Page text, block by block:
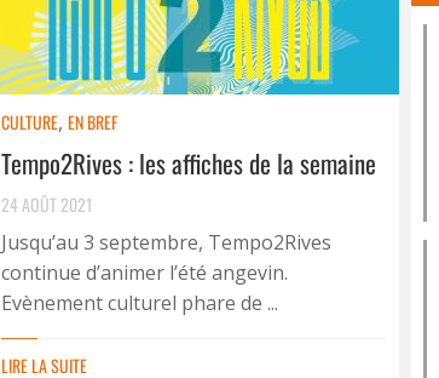
CULTURE, EN BREF
Tempo2Rives : les affiches de la semaine
24 AOÛT 2021
Jusqu’au 3 septembre, Tempo2Rives
continue d’animer l’été angevin.
Evènement culturel phare de ...
LIRE LA SUITE